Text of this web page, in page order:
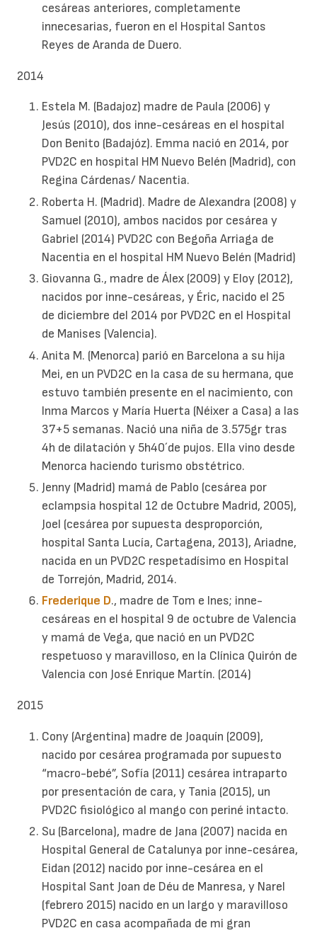
cesáreas anteriores, completamente
innecesarias, fueron en el Hospital Santos
Reyes de Aranda de Duero.
2014
Estela M. (Badajoz) madre de Paula (2006) y
Jesús (2010), dos inne-cesáreas en el hospital
Don Benito (Badajóz). Emma nació en 2014, por
PVD2C en hospital HM Nuevo Belén (Madrid), con
Regina Cárdenas/ Nacentia.
Roberta H. (Madrid). Madre de Alexandra (2008) y
Samuel (2010), ambos nacidos por cesárea y
Gabriel (2014) PVD2C con Begoña Arriaga de
Nacentia en el hospital HM Nuevo Belén (Madrid)
Giovanna G., madre de Álex (2009) y Eloy (2012),
nacidos por inne-cesáreas, y Éric, nacido el 25
de diciembre del 2014 por PVD2C en el Hospital
de Manises (Valencia).
Anita M. (Menorca) parió en Barcelona a su hija
Mei, en un PVD2C en la casa de su hermana, que
estuvo también presente en el nacimiento, con
Inma Marcos y María Huerta (Néixer a Casa) a las
37+5 semanas. Nació una niña de 3.575gr tras
4h de dilatación y 5h40´de pujos. Ella vino desde
Menorca haciendo turismo obstétrico.
Jenny (Madrid) mamá de Pablo (cesárea por
eclampsia hospital 12 de Octubre Madrid, 2005),
Joel (cesárea por supuesta desproporción,
hospital Santa Lucía, Cartagena, 2013), Ariadne,
nacida en un PVD2C respetadísimo en Hospital
de Torrejón, Madrid, 2014.
Frederique D., madre de Tom e Ines; inne-
cesáreas en el hospital 9 de octubre de Valencia
y mamá de Vega, que nació en un PVD2C
respetuoso y maravilloso, en la Clínica Quirón de
Valencia con José Enrique Martín. (2014)
2015
Cony (Argentina) madre de Joaquín (2009),
nacido por cesárea programada por supuesto
“macro-bebé”, Sofía (2011) cesárea intraparto
por presentación de cara, y Tania (2015), un
PVD2C fisiológico al mango con periné intacto.
Su (Barcelona), madre de Jana (2007) nacida en
Hospital General de Catalunya por inne-cesárea,
Eidan (2012) nacido por inne-cesárea en el
Hospital Sant Joan de Déu de Manresa, y Narel
(febrero 2015) nacido en un largo y maravilloso
PVD2C en casa acompañada de mi gran